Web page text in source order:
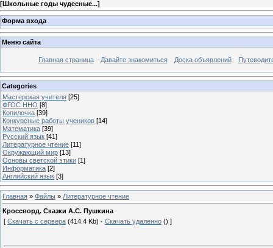
[Школьные годы чудесные...]
Форма входа
Меню сайта
Главная страница Давайте знакомиться Доска объявлений
Categories
Мастерская учителя [25]
ФГОС ННО [8]
Копилочка [39]
Конкурсные работы учеников [14]
Математика [39]
Русский язык [41]
Литературное чтение [11]
Окружающий мир [13]
Основы светской этики [1]
Информатика [2]
Английский язык [3]
Главная » Файлы » Литературное чтение
Кроссворд. Сказки А.С. Пушкина
[ Скачать с сервера (414.4 Kb) · Скачать удаленно () ]